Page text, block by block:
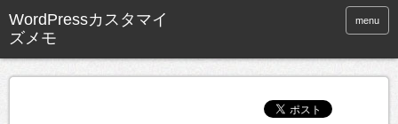
WordPressカスタマイ
ズメモ
menu